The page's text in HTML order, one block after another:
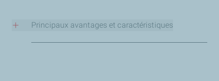
Principaux avantages et caractéristiques